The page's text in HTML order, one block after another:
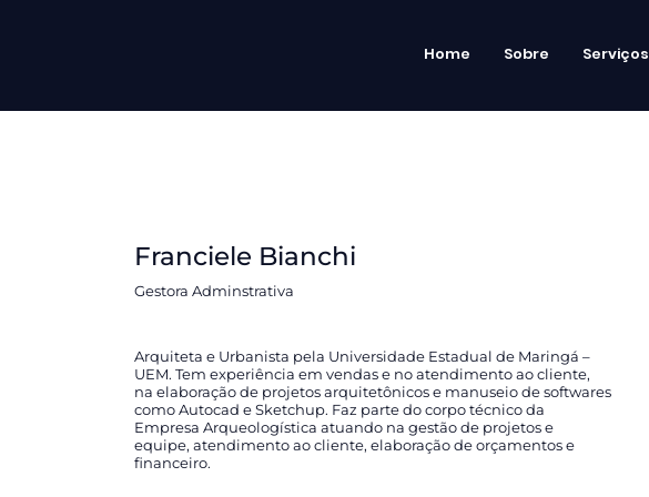
Home Sobre Serviços
Franciele Bianchi
Gestora Adminstrativa
Arquiteta e Urbanista pela Universidade Estadual de Maringá –
UEM. Tem experiência em vendas e no atendimento ao cliente,
na elaboração de projetos arquitetônicos e manuseio de softwares
como Autocad e Sketchup. Faz parte do corpo técnico da
Empresa Arqueologística atuando na gestão de projetos e
equipe, atendimento ao cliente, elaboração de orçamentos e
financeiro.